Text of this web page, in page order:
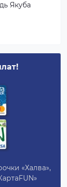
Якуба
«Халва»,